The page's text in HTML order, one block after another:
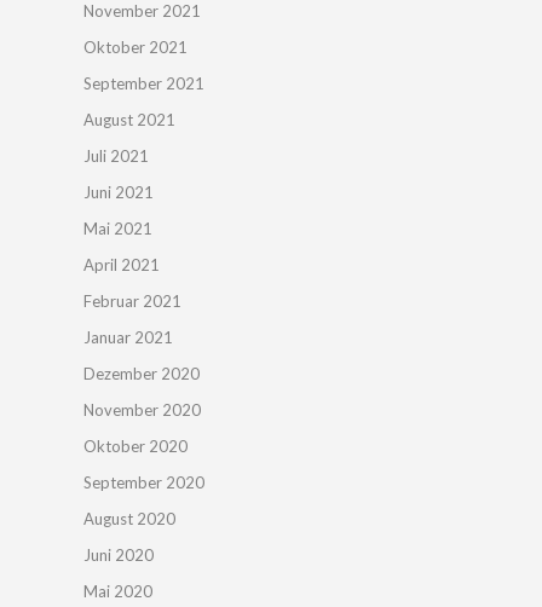
November 2021
Oktober 2021
September 2021
August 2021
Juli 2021
Juni 2021
Mai 2021
April 2021
Februar 2021
Januar 2021
Dezember 2020
November 2020
Oktober 2020
September 2020
August 2020
Juni 2020
Mai 2020